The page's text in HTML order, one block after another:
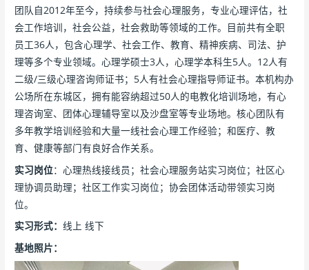
团队自2012年至今，持续参与社会心理服务，专业心理评估，社
会工作培训，社会公益，社会救助等领域的工作。目前共有全职
员工36人，包含心理学、社会工作、教育、精神疾病、司法、护
理等多个专业领域。心理学硕士3人，心理学本科生5人。12人有
二级/三级心理咨询师证书；5人有社会心理指导师证书。本机构办
公场所在东城区，拥有能容纳超过50人的电教化培训场地，有心
理咨询室、团体心理辅导室以及沙盘室等专业场地。核心团队有
多年教学培训经验和大量一线社会心理工作经验；和医疗、教
育、健康等部门有良好合作关系。
实习岗位：心理热线接线员；社会心理服务站实习岗位；社区心
理协调员助理；社区工作实习岗位；协会团体活动带领实习岗
位。
实习形式：线上 线下
基地照片：